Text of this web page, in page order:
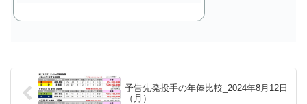
予告先発投手の年俸比較_2024年8月12日
（月）